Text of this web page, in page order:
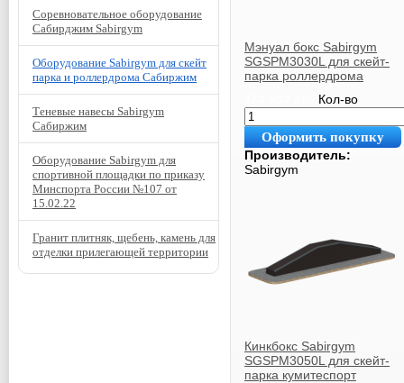
Мэнуал бокс Sabirgym
SGSPM3030L для скейт-
парка роллердрома
Кол-во
Оформить покупку
Производитель:
Sabirgym
Кинкбокс Sabirgym
SGSPM3050L для скейт-
парка кумитеспорт
Соревновательное оборудование
Сабирджим Sabirgym
Оборудование Sabirgym для скейт
парка и роллердрома Сабиржим
Теневые навесы Sabirgym
Сабиржим
Оборудование Sabirgym для
спортивной площадки по приказу
Минспорта России №107 от
15.02.22
Гранит плитняк, щебень, камень для
отделки прилегающей территории